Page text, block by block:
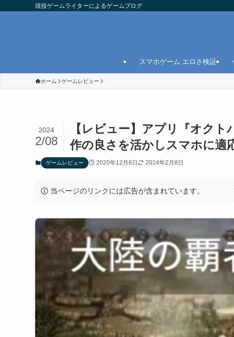
現役ゲームライターによるゲームブログ
スマホゲーム エロさ検証
ホーム ゲームレビュー
【レビュー】アプリ『オク
作の良さを活かしスマホに適
2024
2/08
ゲームレビュー 2020年12月8日 2024年2月8日
当ページのリンクには広告が含まれています。